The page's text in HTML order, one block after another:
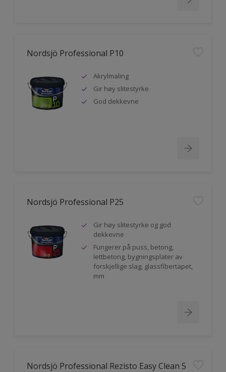
Nordsjö Professional P10
Akrylmaling
Gir høy slitestyrke
God dekkevne
Nordsjö Professional P25
Gir høy slitestyrke og god
dekkevne
Fungerer på puss, betong,
lettbetong, bygningsplater av
forskjellige slag, glassfibertapet,
mm
Nordsjö Professional Rezisto Easy Clean 5